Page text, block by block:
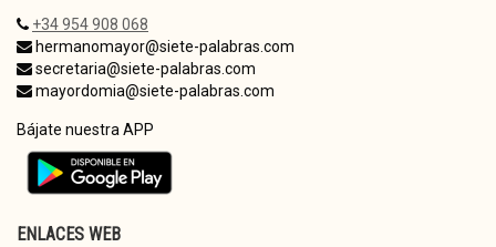
+34 954 908 068
hermanomayor@siete-palabras.com
secretaria@siete-palabras.com
mayordomia@siete-palabras.com
Bájate nuestra APP
ENLACES WEB